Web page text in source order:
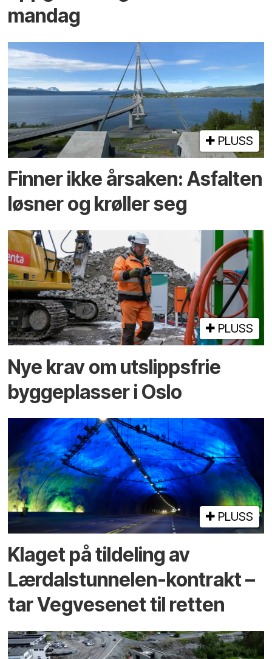
mandag
PLUSS
Finner ikke årsaken: Asfalten
løsner og krøller seg
PLUSS
Nye krav om utslippsfrie
byggeplasser i Oslo
PLUSS
Klaget på tildeling av
Lærdalstunnelen-kontrakt –
tar Vegvesenet til retten